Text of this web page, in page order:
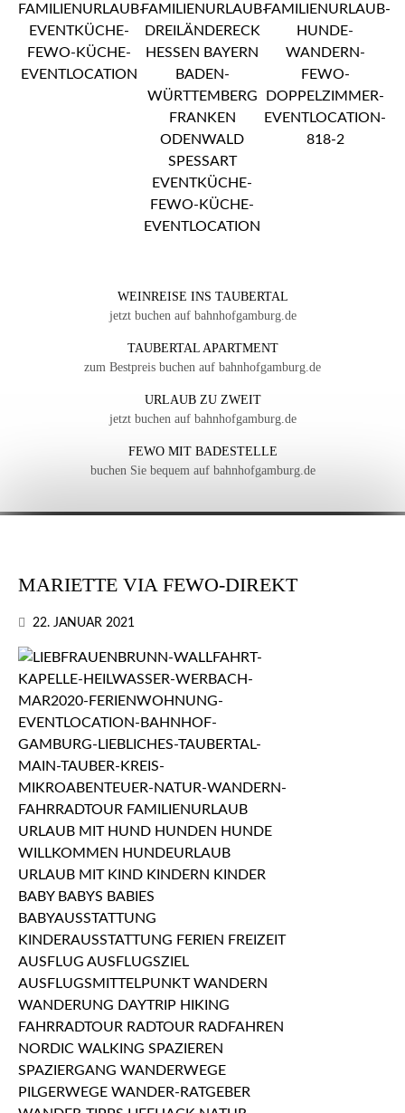
WEINREISE INS TAUBERTAL
jetzt buchen auf bahnhofgamburg.de
TAUBERTAL APARTMENT
zum Bestpreis buchen auf bahnhofgamburg.de
URLAUB ZU ZWEIT
jetzt buchen auf bahnhofgamburg.de
FEWO MIT BADESTELLE
buchen Sie bequem auf bahnhofgamburg.de
MARIETTE VIA FEWO-DIREKT
22. JANUAR 2021